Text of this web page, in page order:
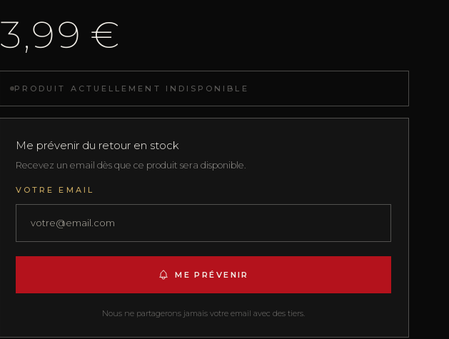
3,99 €
PRODUIT ACTUELLEMENT INDISPONIBLE
Me prévenir du retour en stock
Recevez un email dès que ce produit sera disponible.
VOTRE EMAIL
ME PRÉVENIR
Nous ne partagerons jamais votre email avec des tiers.